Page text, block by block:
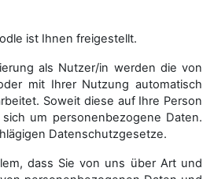
ist Ihnen freigestellt.
als Nutzer/in werden die von
mit Ihrer Nutzung automatisch
Soweit diese auf Ihre Person
um personenbezogene Daten.
Datenschutzgesetze.
dass Sie von uns über Art und